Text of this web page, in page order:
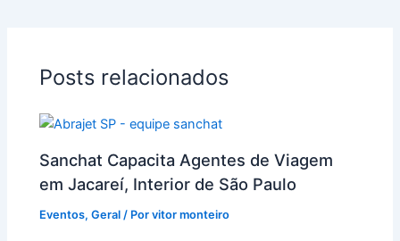
Posts relacionados
Sanchat Capacita Agentes de Viagem
em Jacareí, Interior de São Paulo
Eventos,Geral / Porvitor monteiro